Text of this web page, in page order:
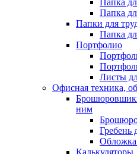
Папка
Папка
Папки для
Папка
Портфолио
Листы
Офисная техника,
ним
Гребень
Обложка
Калькуляторы